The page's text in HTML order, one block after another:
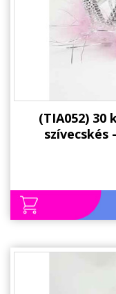
(TIA052) 30
szívecskés